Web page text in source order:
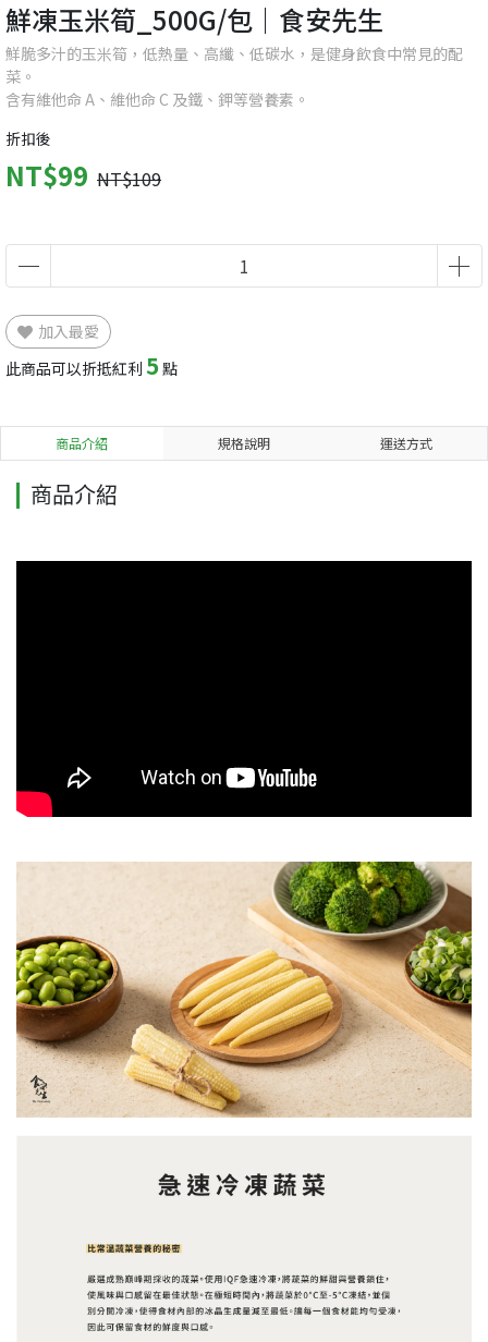
鮮凍玉米筍_500G/包｜食安先生
鮮脆多汁的玉米筍，低熱量、高纖、低碳水，是健身飲食中常見的配
菜。
含有維他命 A、維他命 C 及鐵、鉀等營養素。
折扣後
NT$99 NT$109
加入最愛
此商品可以折抵紅利 5 點
商品介紹 規格說明 運送方式
商品介紹